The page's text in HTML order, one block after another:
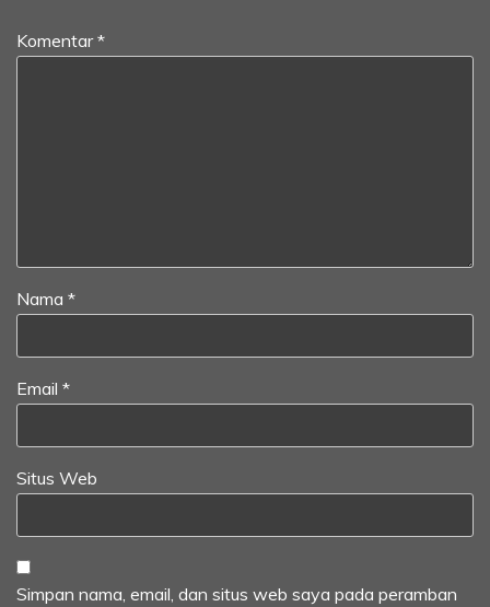
Komentar*
Nama *
Email *
Situs Web
Simpan nama, email, dan situs web saya pada peramban